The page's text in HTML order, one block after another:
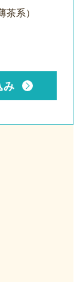
系）
み